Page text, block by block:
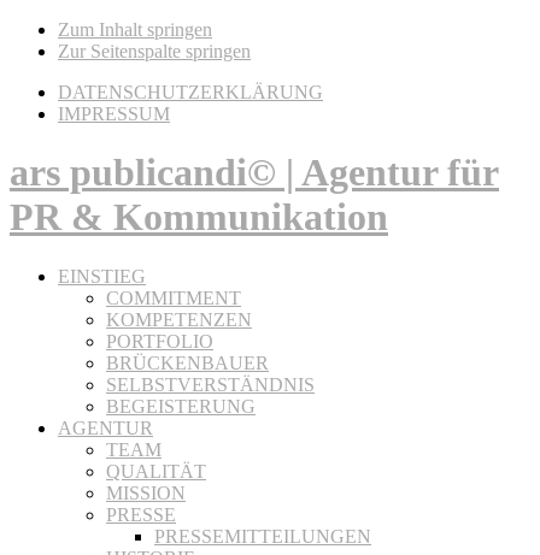
Zum Inhalt springen
Zur Seitenspalte springen
DATENSCHUTZERKLÄRUNG
IMPRESSUM
ars publicandi© | Agentur für
PR & Kommunikation
EINSTIEG
COMMITMENT
KOMPETENZEN
PORTFOLIO
BRÜCKENBAUER
SELBSTVERSTÄNDNIS
BEGEISTERUNG
AGENTUR
TEAM
QUALITÄT
MISSION
PRESSE
PRESSEMITTEILUNGEN